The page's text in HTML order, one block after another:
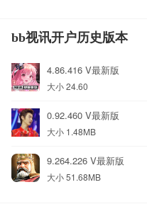
bb视讯开户历史版本
4.86.416 V最新版
大小 24.60
0.92.460 V最新版
大小 1.48MB
9.264.226 V最新版
大小 51.68MB